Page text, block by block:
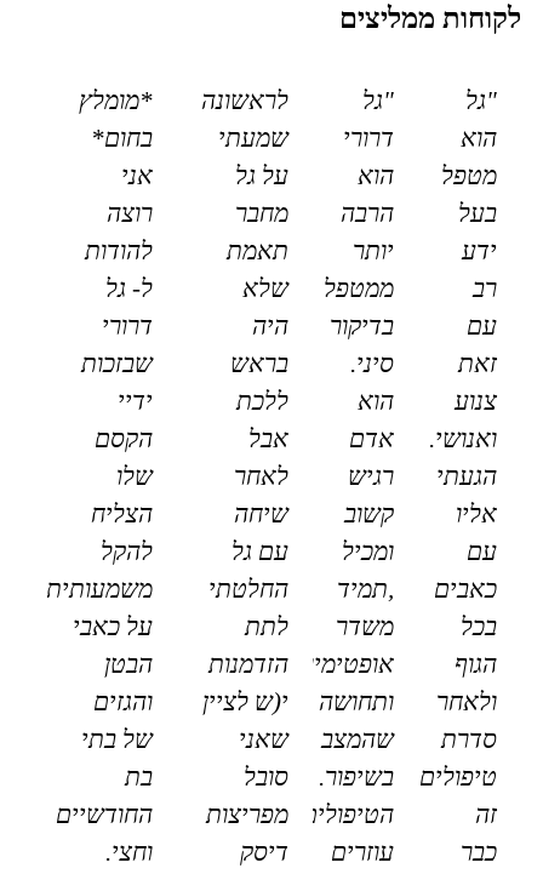
לקוחות ממליצים
"גל
הוא
מטפל
בעל
ידע
רב
עם
זאת
צנוע
ואנושי.
הגעתי
אליו
עם
כאבים
בכל
הגוף
ולאחר
סדרת
טיפולים
זה
כבר
"גל
דרורי
הוא
הרבה
יותר
ממטפל
בדיקור
סיני.
הוא
אדם
רגיש
קשוב
ומכיל
,תמיד
משדר
אופטימיות
ותחושה
שהמצב
בשיפור.
הטיפולים
עוזרים
לראשונה
שמעתי
על גל
מחבר
תאמת
שלא
היה
בראש
ללכת
אבל
לאחר
שיחה
עם גל
החלטתי
לתת
הזדמנות
י(ש לציין
שאני
סובל
מפריצות
דיסק
*מומלץ
בחום*
אני
רוצה
להודות
ל- גל
דרורי
שבזכות
ידיי
הקסם
שלו
הצליח
להקל
משמעותית
על כאבי
הבטן
והגזים
של בתי
בת
החודשיים
וחצי.